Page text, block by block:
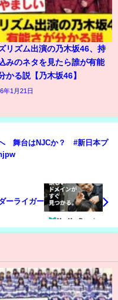
リズム出演の乃木坂46、持
みのネタを見たら誰が有能
かる説【乃木坂46】
年1月21日
舞台はNJCか？ #新日本プ
ーライガー